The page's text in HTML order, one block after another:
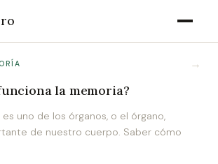
la memoria?
uno de los órganos, o el órgano,
de nuestro cuerpo. Saber cómo
→